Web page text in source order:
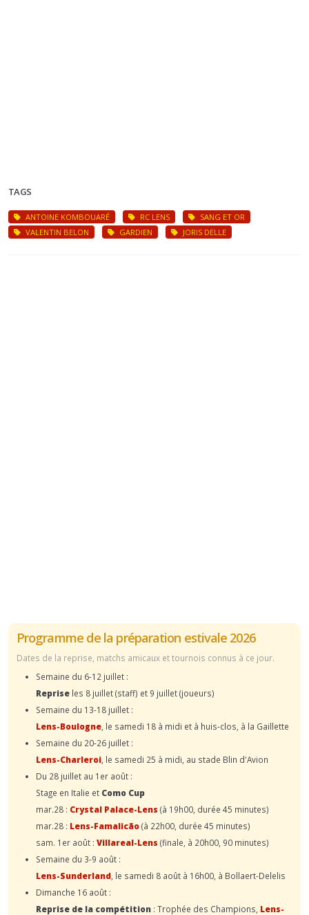
TAGS
ANTOINE KOMBOUARÉ RC LENS
SANG ET OR
VALENTIN BELON
GARDIEN JORIS DELLE
Programme de la préparation estivale 2026
Dates de la reprise, matchs amicaux et tournois connus à ce jour.
Semaine du 6-12 juillet :
Reprise les 8 juillet (staff) et 9 juillet (joueurs)
Semaine du 13-18 juillet :
Lens-Boulogne , le samedi 18 à midi et à huis-clos, à la Gaillette
Semaine du 20-26 juillet :
Lens-Charleroi , le samedi 25 à midi, au stade Blin d'Avion
Du 28 juillet au 1er août :
Stage en Italie et Como Cup
mar.28 : Crystal Palace-Lens (à 19h00, durée 45 minutes)
mar.28 : Lens-Famalicão(à 22h00, durée 45 minutes)
sam. 1er août : Villareal-Lens (finale, à 20h00, 90 minutes)
Semaine du 3-9 août :
Lens-Sunderland , le samedi 8 août à 16h00, à Bollaert-Delelis
Dimanche 16 août :
Reprise de la compétition : Trophée des Champions, Lens-